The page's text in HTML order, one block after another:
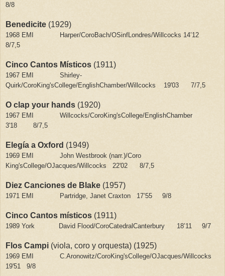
8/8
Benedicite (1929)
1968 EMI Harper/CoroBach/OSinfLondres/Willcocks 14’12
8/7,5
Cinco Cantos Místicos (1911)
1967 EMI
Shirley-
Quirk/CoroKing'sCollege/EnglishChamber/Willcocks
19'03 7/7,5
O clap your hands (1920)
1967 EMI
Willcocks/CoroKing'sCollege/EnglishChamber
3'18
8/7,5
Elegía a Oxford (1949)
1969 EMI
John Westbrook (narr.)/Coro
King'sCollege/OJacques/Willcocks
22'02 8/7,5
Diez Canciones de Blake (1957)
1971 EMI Partridge, Janet Craxton 17’55 9/8
Cinco Cantos místicos (1911)
1989 York David Flood/CoroCatedralCanterbury 18’11 9/7
Flos Campi (viola, coro y orquesta) (1925)
1969 EMI
C.Aronowitz/CoroKing'sCollege/OJacques/Willcocks
19'51
9/8